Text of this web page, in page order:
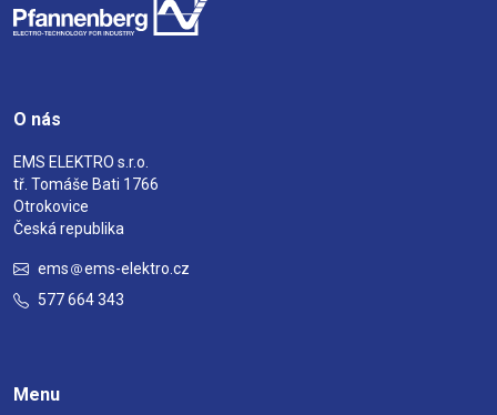
O nás
EMS ELEKTRO s.r.o.
tř. Tomáše Bati 1766
Otrokovice
Česká republika
ems
ems-elektro.cz
577 664 343
Menu